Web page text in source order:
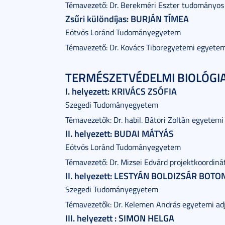
Témavezető: Dr. Berekméri Eszter
Zsűri különdíjas: BURJÁN TÍMEA
Eötvös Loránd Tudományegyetem
Témavezető: Dr. Kovács Tiboregyetemi
TERMÉSZETVÉDELMI
I. helyezett: KRIVÁCS ZSÓFIA
Szegedi Tudományegyetem
Témavezetők: Dr. habil. Bátori Zoltán
II. helyezett: BUDAI MÁTYÁS
Eötvös Loránd Tudományegyetem
Témavezető: Dr. Mizsei Edvárd
II. helyezett: LESTYÁN BOLDIZSÁR
Szegedi Tudományegyetem
Témavezetők: Dr. Kelemen András egyetemi
III. helyezett : SIMON HELGA